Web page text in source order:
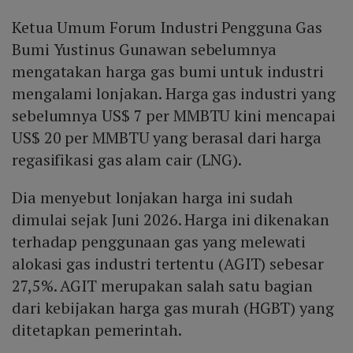
Ketua Umum Forum Industri Pengguna Gas
Bumi Yustinus Gunawan sebelumnya
mengatakan harga gas bumi untuk industri
mengalami lonjakan. Harga gas industri yang
sebelumnya US$ 7 per MMBTU kini mencapai
US$ 20 per MMBTU yang berasal dari harga
regasifikasi gas alam cair (LNG).
Dia menyebut lonjakan harga ini sudah
dimulai sejak Juni 2026. Harga ini dikenakan
terhadap penggunaan gas yang melewati
alokasi gas industri tertentu (AGIT) sebesar
27,5%. AGIT merupakan salah satu bagian
dari kebijakan harga gas murah (HGBT) yang
ditetapkan pemerintah.